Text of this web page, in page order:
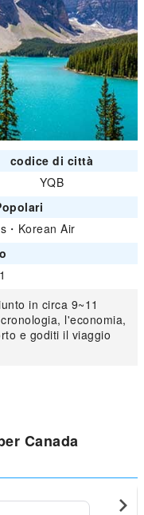
codice di città
YQB
・ Korean Air
in circa 9~11
l'economia,
e goditi il viaggio
Canada